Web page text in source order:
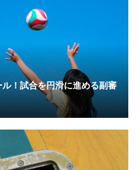
！試合を円滑に進める副審